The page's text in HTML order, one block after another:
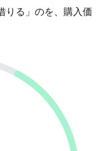
りる」のを、購入価